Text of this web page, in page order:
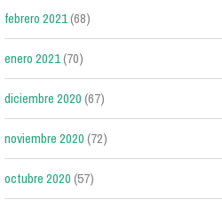
febrero 2021(68)
enero 2021(70)
diciembre 2020(67)
noviembre 2020(72)
octubre 2020(57)